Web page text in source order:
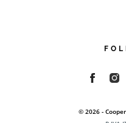
© 2026 -